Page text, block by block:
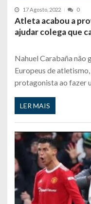
17 Agosto, 2022 0
Atleta acabou a
ajudar colega que
Nahuel Carabaña não
Europeus de
protagonista ao fazer
LER MAIS